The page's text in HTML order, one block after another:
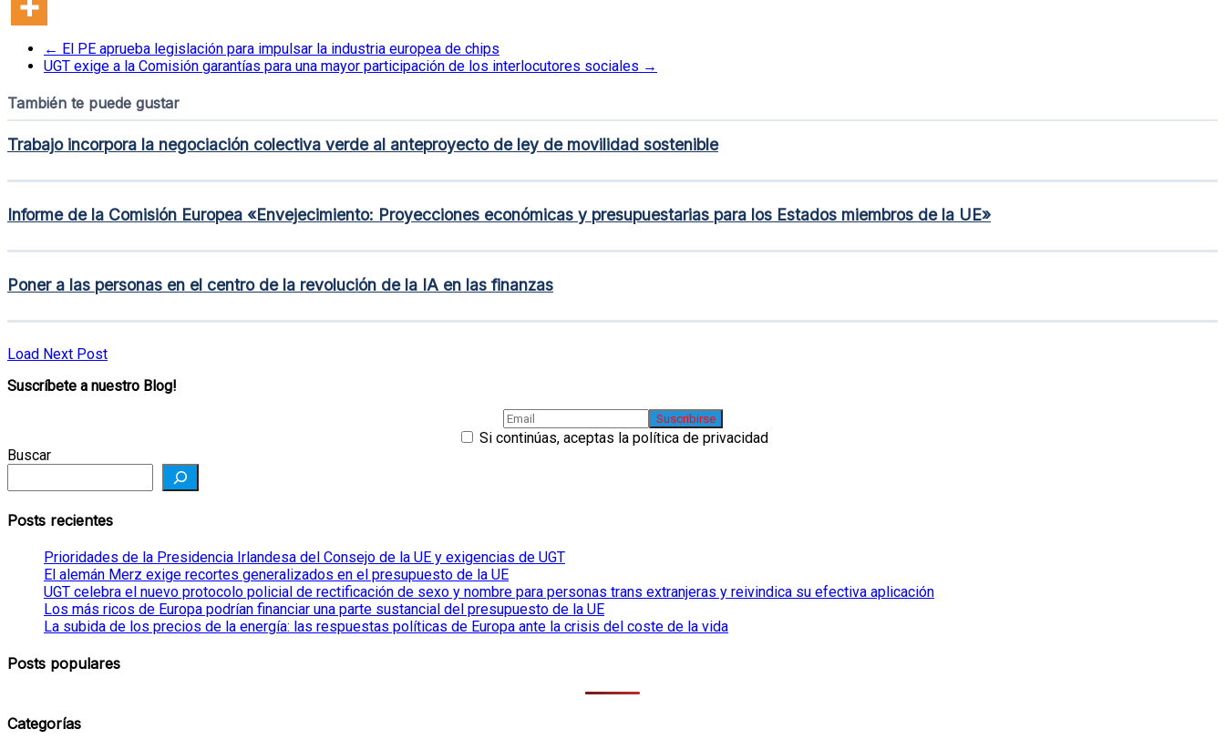
← El PE aprueba legislación para impulsar la industria europea de chips
UGT exige a la Comisión garantías para una mayor participación de los interlocutores sociales →
También te puede gustar
Trabajo incorpora la negociación colectiva verde al anteproyecto de ley de movilidad sostenible
Informe de la Comisión Europea «Envejecimiento: Proyecciones económicas y presupuestarias para los Estados miembros de la UE»
Poner a las personas en el centro de la revolución de la IA en las finanzas
Load Next Post
Suscríbete a nuestro Blog!
Si continúas, aceptas la política de privacidad
Buscar
Posts recientes
Prioridades de la Presidencia Irlandesa del Consejo de la UE y exigencias de UGT
El alemán Merz exige recortes generalizados en el presupuesto de la UE
UGT celebra el nuevo protocolo policial de rectificación de sexo y nombre para personas trans extranjeras y reivindica su efectiva aplicación
Los más ricos de Europa podrían financiar una parte sustancial del presupuesto de la UE
La subida de los precios de la energía: las respuestas políticas de Europa ante la crisis del coste de la vida
Posts populares
Categorías